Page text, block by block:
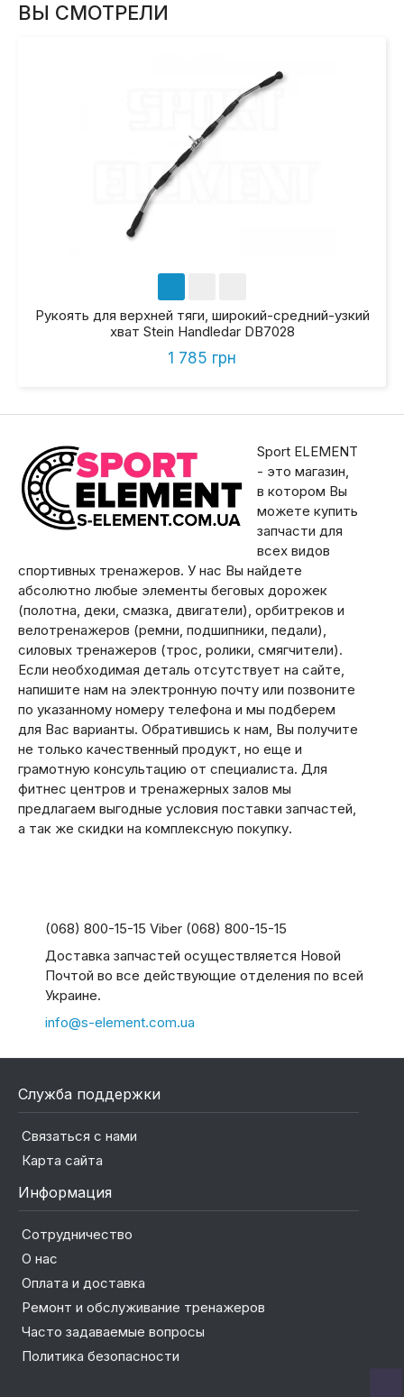
ВЫ СМОТРЕЛИ
Рукоять для верхней тяги, широкий-средний-узкий
хват Stein Handledar DB7028
1 785 грн
Sport ELEMENT
- это магазин,
в котором Вы
можете купить
запчасти для
всех видов
спортивных тренажеров. У нас Вы найдете
абсолютно любые элементы беговых дорожек
(полотна, деки, смазка, двигатели), орбитреков и
велотренажеров (ремни, подшипники, педали),
силовых тренажеров (трос, ролики, смягчители).
Если необходимая деталь отсутствует на сайте,
напишите нам на электронную почту или позвоните
по указанному номеру телефона и мы подберем
для Вас варианты. Обратившись к нам, Вы получите
не только качественный продукт, но еще и
грамотную консультацию от специалиста. Для
фитнес центров и тренажерных залов мы
предлагаем выгодные условия поставки запчастей,
а так же скидки на комплексную покупку.
(068) 800-15-15 Viber (068) 800-15-15
Доставка запчастей осуществляется Новой
Почтой во все действующие отделения по всей
Украине.
info@s-element.com.ua
Служба поддержки
Связаться с нами
Карта сайта
Информация
Сотрудничество
О нас
Оплата и доставка
Ремонт и обслуживание тренажеров
Часто задаваемые вопросы
Политика безопасности